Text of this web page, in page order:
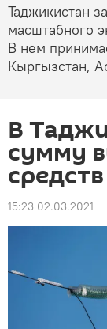
Таджикистан
масштабного
В нем
Кыргызстан,
В
сумму
15:23 02.03.2021